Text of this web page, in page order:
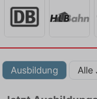
Ausbildung Alle